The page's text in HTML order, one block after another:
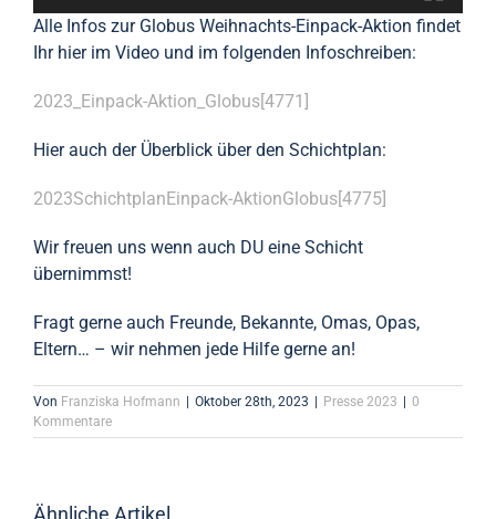
Alle Infos zur Globus Weihnachts-Einpack-Aktion findet
Ihr hier im Video und im folgenden Infoschreiben:
2023_Einpack-Aktion_Globus[4771]
Hier auch der Überblick über den Schichtplan:
2023SchichtplanEinpack-AktionGlobus[4775]
Wir freuen uns wenn auch DU eine Schicht
übernimmst!
Fragt gerne auch Freunde, Bekannte, Omas, Opas,
Eltern… – wir nehmen jede Hilfe gerne an!
Von Franziska Hofmann | Oktober 28th, 2023 | Presse 2023 | 0
Kommentare
Ähnliche Artikel